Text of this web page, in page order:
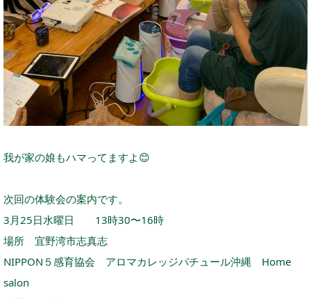
我が家の娘もハマってますよ 😊
次回の体験会の案内です。
3月25日水曜日 13時30〜16時
場所 宜野湾市志真志
NIPPON５感育協会 アロマカレッジパチュール沖縄 Home
salon